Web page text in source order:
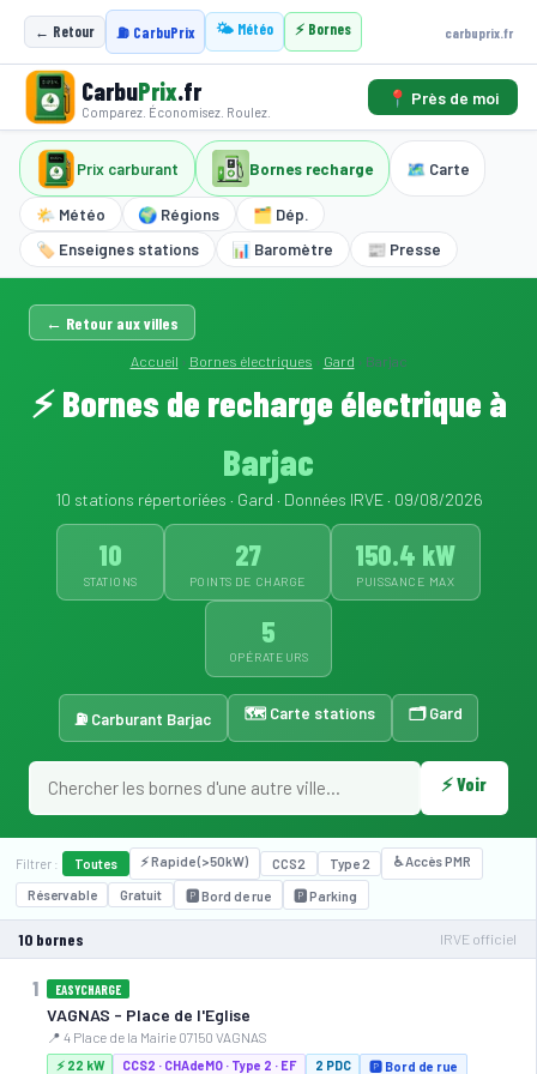
← Retour ⛽ CarbuPrix 🌤️ Météo ⚡ Bornes carbuprix.fr
CarbuPrix.fr
Comparez. Économisez. Roulez.
📍 Près de moi
Prix carburant Bornes recharge 🗺️ Carte
🌤️ Météo 🌍 Régions
🗂️ Dép.
🏷️ Enseignes stations
📊 Baromètre 📰 Presse
← Retour aux villes
Accueil › Bornes électriques › Gard › Barjac
⚡ Bornes de recharge électrique à
Barjac
10 stations répertoriées · Gard · Données IRVE · 09/08/2026
10
STATIONS
27
POINTS DE CHARGE
150.4 kW
PUISSANCE MAX
5
OPÉRATEURS
⛽ Carburant Barjac 🗺️ Carte stations 🗂️ Gard
⚡ Voir
Filtrer : Toutes ⚡ Rapide (>50kW) CCS2 Type 2 ♿ Accès PMR
Réservable Gratuit 🅿️ Bord de rue 🅿️ Parking
10 bornes IRVE officiel
1 EASYCHARGE
VAGNAS - Place de l'Eglise
📍 4 Place de la Mairie 07150 VAGNAS
⚡ 22 kW CCS2 · CHAdeMO · Type 2 · EF 2 PDC
🅿️ Bord de rue
⚡ 22 kW